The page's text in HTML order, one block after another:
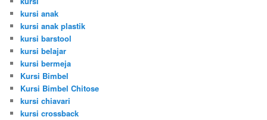
kursi anak
kursi anak plastik
kursi barstool
kursi belajar
kursi bermeja
Kursi Bimbel
Kursi Bimbel Chitose
kursi chiavari
kursi crossback